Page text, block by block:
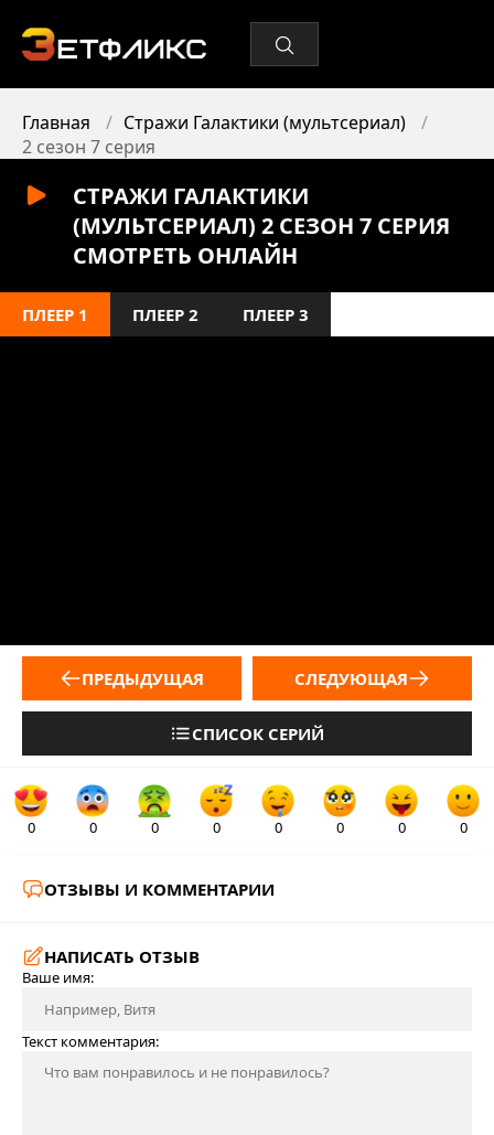
Главная
Стражи Галактики (мультсериал)
2 сезон 7 серия
СТРАЖИ ГАЛАКТИКИ
(МУЛЬТСЕРИАЛ) 2 СЕЗОН 7 СЕРИЯ
СМОТРЕТЬ ОНЛАЙН
ПЛЕЕР 1 ПЛЕЕР 2 ПЛЕЕР 3
ПРЕДЫДУЩАЯ
СПИСОК СЕРИЙ
СЛЕДУЮЩАЯ
0 0 0 0 0 0 0 0
ОТЗЫВЫ И КОММЕНТАРИИ
НАПИСАТЬ ОТЗЫВ
Ваше имя:
Текст комментария: